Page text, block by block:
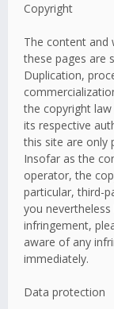
Copyright
The content and
these pages are
Duplication,
the copyright
its respective
this site are only
Insofar as the
operator, the
particular, third-
you
infringement,
aware of any
immediately.
Data protection